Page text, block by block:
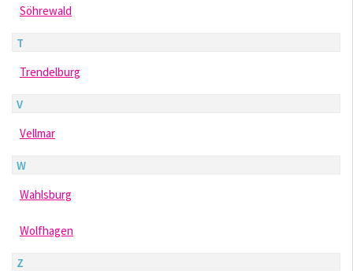
Söhrewald
T
Trendelburg
V
Vellmar
W
Wahlsburg
Wolfhagen
Z